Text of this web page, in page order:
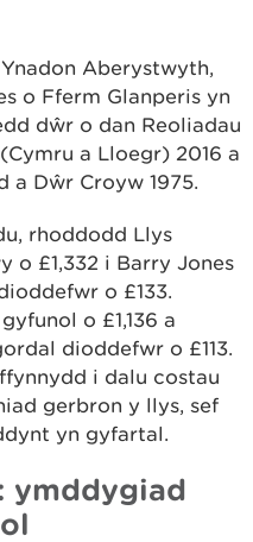
Aberystwyth,
o Fferm Glanperis yn
dŵr o dan Reoliadau
a Lloegr) 2016 a
a Dŵr Croyw 1975.
rhoddodd Llys
o £1,332 i Barry Jones
o £133.
o £1,136 a
dioddefwr o £113.
i dalu costau
gerbron y llys, sef
yn gyfartal.
ymddygiad